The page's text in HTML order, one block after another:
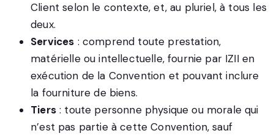
Client selon le contexte, et, au pluriel, à tous les
deux.
Services : comprend toute prestation,
matérielle ou intellectuelle, fournie par IZII en
exécution de la Convention et pouvant inclure
la fourniture de biens.
Tiers: toute personne physique ou morale qui
n’est pas partie à cette Convention, sauf